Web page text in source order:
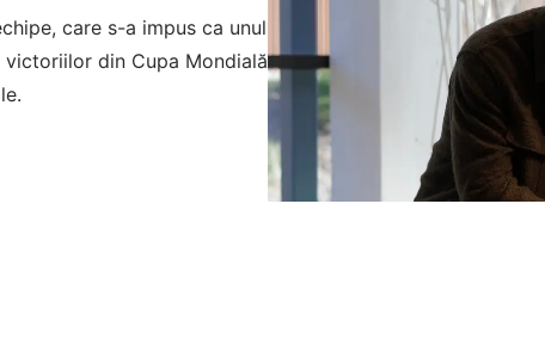
care s-a impus ca unul
din Cupa Mondială